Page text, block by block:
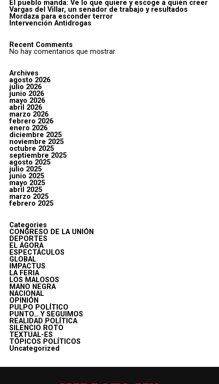
El pueblo manda: Ve lo que quiere y escoge a quién creer
Vargas del Villar, un senador de trabajo y resultados
Mordaza para esconder terror
Intervención Antidrogas
Recent Comments
No hay comentarios que mostrar.
Archives
agosto 2026
julio 2026
junio 2026
mayo 2026
abril 2026
marzo 2026
febrero 2026
enero 2026
diciembre 2025
noviembre 2025
octubre 2025
septiembre 2025
agosto 2025
julio 2025
junio 2025
mayo 2025
abril 2025
marzo 2025
febrero 2025
Categories
CONGRESO DE LA UNIÓN
DEPORTES
EL ÁGORA
ESPECTÁCULOS
GLOBAL
IMPACTUS
LA FERIA
LOS MALOSOS
MANO NEGRA
NACIONAL
OPINIÓN
PULPO POLÍTICO
PUNTO… Y SEGUIMOS
REALIDAD POLÍTICA
SILENCIO ROTO
TEXTUAL-ES
TÓPICOS POLÍTICOS
Uncategorized